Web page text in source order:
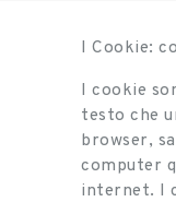
I Cookie:
I cookie
testo che
browser,
computer
internet. I